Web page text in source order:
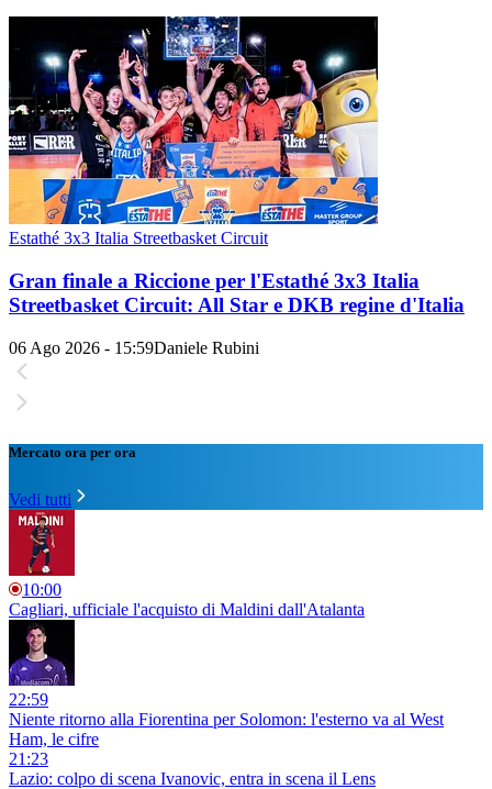
Estathé 3x3 Italia Streetbasket Circuit
Gran finale a Riccione per l'Estathé 3x3 Italia
Streetbasket Circuit: All Star e DKB regine d'Italia
06 Ago 2026 - 15:59Daniele Rubini
Mercato ora per ora
Vedi tutti
10:00
Cagliari, ufficiale l'acquisto di Maldini dall'Atalanta
22:59
Niente ritorno alla Fiorentina per Solomon: l'esterno va al West
Ham, le cifre
21:23
Lazio: colpo di scena Ivanovic, entra in scena il Lens